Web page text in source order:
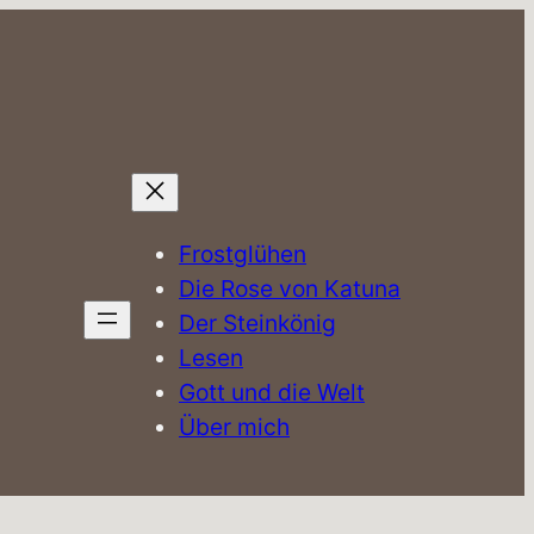
Frostglühen
Die Rose von Katuna
Der Steinkönig
Lesen
Gott und die Welt
Über mich